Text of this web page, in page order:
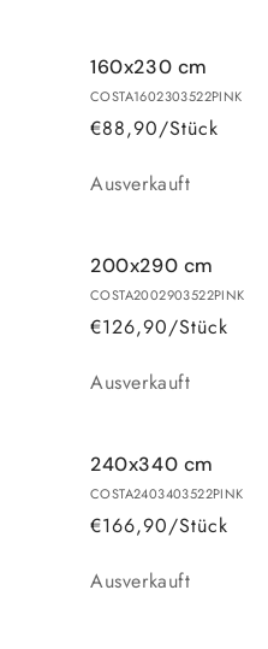
160x230 cm
COSTA1602303522PINK
€88,90/Stück
Anzahl
Ausverkauft
200x290 cm
COSTA2002903522PINK
€126,90/Stück
Anzahl
Ausverkauft
240x340 cm
COSTA2403403522PINK
€166,90/Stück
Anzahl
Ausverkauft